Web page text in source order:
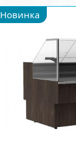
Новинка